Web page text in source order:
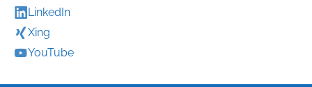
LinkedIn
Xing
YouTube